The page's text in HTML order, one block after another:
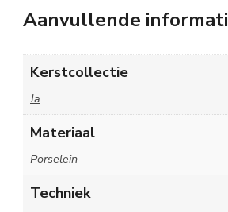
Aanvullende
Kerstcollectie
Ja
Materiaal
Porselein
Techniek